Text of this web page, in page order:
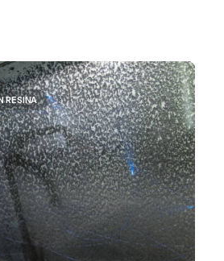
RESINA